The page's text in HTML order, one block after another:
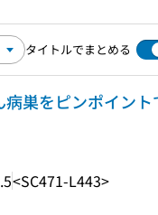
タイトルでまとめる
巣をピンポイン
<SC471-L443>